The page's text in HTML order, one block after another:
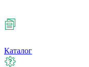
Каталог